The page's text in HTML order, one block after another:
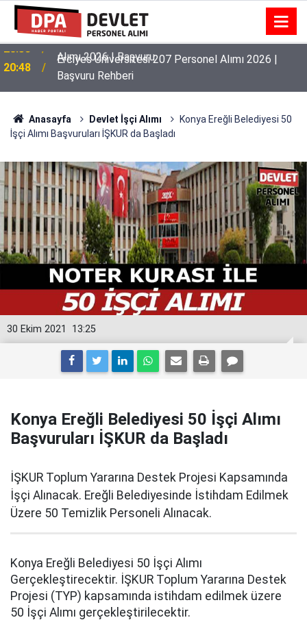
20:48
Erciyes Üniversitesi 207 Personel Alımı 2026 |
Başvuru Rehberi
Anasayfa Devlet İşçi Alımı
Konya Ereğli Belediyesi 50
İşçi Alımı Başvuruları İŞKUR da Başladı
13:25
30 Ekim 2021
Konya Ereğli Belediyesi 50 İşçi Alımı
Başvuruları İŞKUR da Başladı
İŞKUR Toplum Yararına Destek Projesi Kapsamında
İşçi Alınacak. Ereğli Belediyesinde İstihdam Edilmek
Üzere 50 Temizlik Personeli Alınacak.
Konya Ereğli Belediyesi 50 İşçi Alımı
Gerçekleştirecektir. İŞKUR Toplum Yararına Destek
Projesi (TYP) kapsamında istihdam edilmek üzere
50 İşçi Alımı gerçekleştirilecektir.